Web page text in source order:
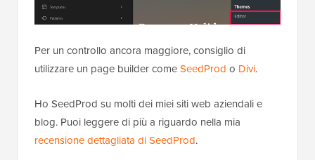
Per un controllo ancora maggiore, consiglio di
utilizzare un page builder comeSeedProd o Divi.
Ho SeedProd su molti dei miei siti web aziendali e
blog. Puoi leggere di più a riguardo nella mia
recensione dettagliata di SeedProd.